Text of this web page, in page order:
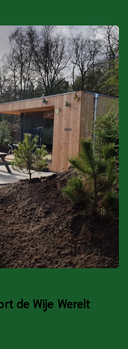
de Wije Werelt